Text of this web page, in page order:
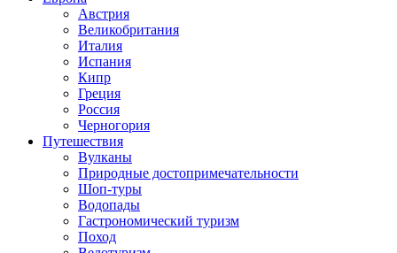
Австрия
Великобритания
Италия
Испания
Кипр
Греция
Россия
Черногория
Путешествия
Вулканы
Природные достопримечательности
Шоп-туры
Водопады
Гастрономический туризм
Поход